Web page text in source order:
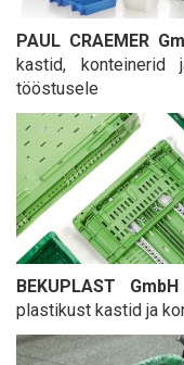
PAUL CRAEMER
kastid, konteinerid
tööstusele
BEKUPLAST GmbH
plastikust kastid ja